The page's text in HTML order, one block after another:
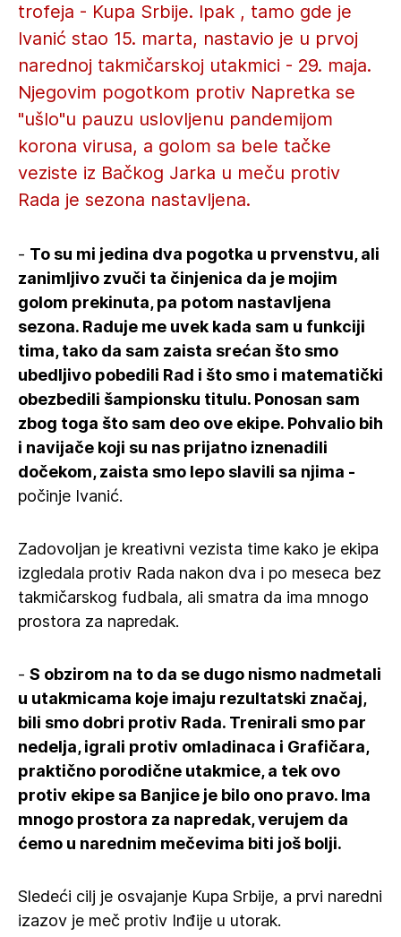
trofeja - Kupa Srbije. Ipak , tamo gde je
Ivanić stao 15. marta, nastavio je u prvoj
narednoj takmičarskoj utakmici - 29. maja.
Njegovim pogotkom protiv Napretka se
"ušlo"u pauzu uslovljenu pandemijom
korona virusa, a golom sa bele tačke
veziste iz Bačkog Jarka u meču protiv
Rada je sezona nastavljena.
- To su mi jedina dva pogotka u prvenstvu, ali
zanimljivo zvuči ta činjenica da je mojim
golom prekinuta, pa potom nastavljena
sezona. Raduje me uvek kada sam u funkciji
tima, tako da sam zaista srećan što smo
ubedljivo pobedili Rad i što smo i matematički
obezbedili šampionsku titulu. Ponosan sam
zbog toga što sam deo ove ekipe. Pohvalio bih
i navijače koji su nas prijatno iznenadili
dočekom, zaista smo lepo slavili sa njima -
počinje Ivanić.
Zadovoljan je kreativni vezista time kako je ekipa
izgledala protiv Rada nakon dva i po meseca bez
takmičarskog fudbala, ali smatra da ima mnogo
prostora za napredak.
- S obzirom na to da se dugo nismo nadmetali
u utakmicama koje imaju rezultatski značaj,
bili smo dobri protiv Rada. Trenirali smo par
nedelja, igrali protiv omladinaca i Grafičara,
praktično porodične utakmice, a tek ovo
protiv ekipe sa Banjice je bilo ono pravo. Ima
mnogo prostora za napredak, verujem da
ćemo u narednim mečevima biti još bolji.
Sledeći cilj je osvajanje Kupa Srbije, a prvi naredni
izazov je meč protiv Inđije u utorak.